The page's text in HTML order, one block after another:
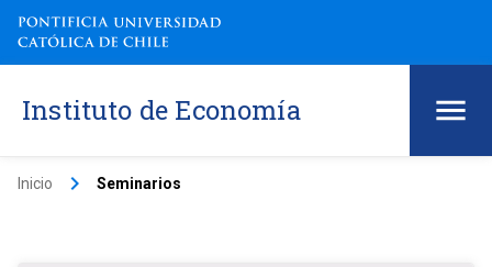
Instituto de Economía
Inicio keyboard_arrow_right Seminarios